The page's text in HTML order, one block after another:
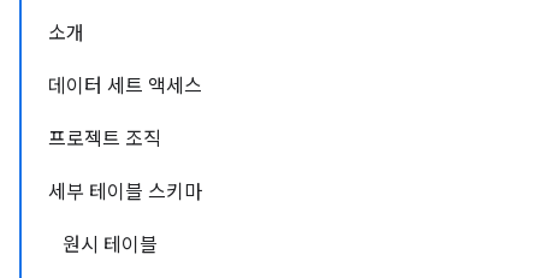
소개
데이터 세트 액세스
프로젝트 조직
세부 테이블 스키마
원시 테이블